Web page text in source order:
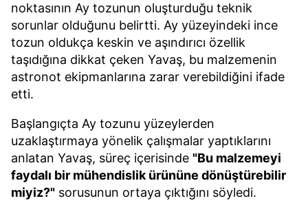
noktasının Ay tozunun oluşturduğu teknik
sorunlar olduğunu belirtti. Ay yüzeyindeki ince
tozun oldukça keskin ve aşındırıcı özellik
taşıdığına dikkat çeken Yavaş, bu malzemenin
astronot ekipmanlarına zarar verebildiğini ifade
etti.
Başlangıçta Ay tozunu yüzeylerden
uzaklaştırmaya yönelik çalışmalar yaptıklarını
anlatan Yavaş, süreç içerisinde "Bu malzemeyi
faydalı bir mühendislik ürününe dönüştürebilir
miyiz?" sorusunun ortaya çıktığını söyledi.